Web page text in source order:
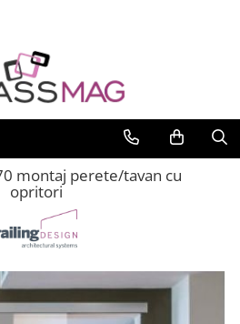
montaj perete/tavan cu
opritori